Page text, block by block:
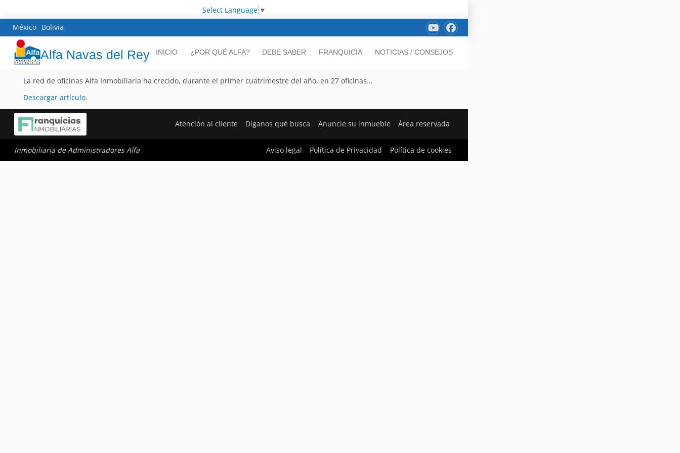
Select Language ▼
México Bolivia
Alfa Navas del Rey INICIO ¿POR QUÉ ALFA? DEBE SABER FRANQUICIA NOTICIAS / CONSEJOS
La red de oficinas Alfa Inmobiliaria ha crecido, durante el primer cuatrimestre del año, en 27 oficinas…
Descargar artículo.
Atención al cliente Díganos qué busca Anuncie su inmueble Área reservada
Inmobiliaria de Administradores Alfa Aviso legal Política de Privacidad Política de cookies